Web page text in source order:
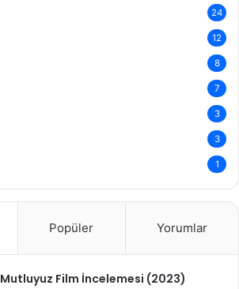
24
12
8
7
3
3
1
Popüler Yorumlar
Mutluyuz Film İncelemesi (2023)